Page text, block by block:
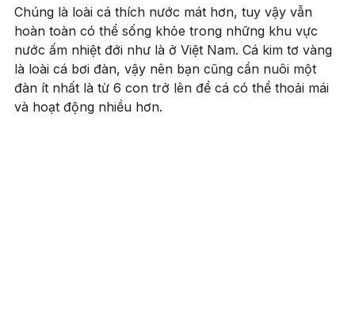
Chúng là loài cá thích nước mát hơn, tuy vậy vẫn
hoàn toàn có thể sống khỏe trong những khu vực
nước ấm nhiệt đới như là ở Việt Nam. Cá kim tơ vàng
là loài cá bơi đàn, vậy nên bạn cũng cần nuôi một
đàn ít nhất là từ 6 con trở lên để cá có thể thoải mái
và hoạt động nhiều hơn.